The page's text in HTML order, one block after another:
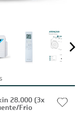
28.000 (3x
Frio